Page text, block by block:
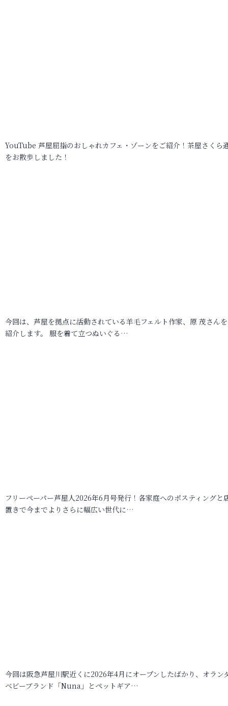
YouTube 芦屋屈指のおしゃれカフェ・ゾーンをご紹介！茶屋さくら
をお散歩しました！
今回は、芦屋を拠点に活動されている羊毛フェルト作家、原 茂さん
紹介します。 服を着て立つぬいぐる…
フリーペーパー芦屋人2026年6月号発行！各家庭へのポスティングと
置きで今までよりさらに幅広い世代に…
今回は阪急芦屋川駅近くに2026年4月にオープンしたばかり、オラン
ベビーブランド「Nuna」とペットギア…